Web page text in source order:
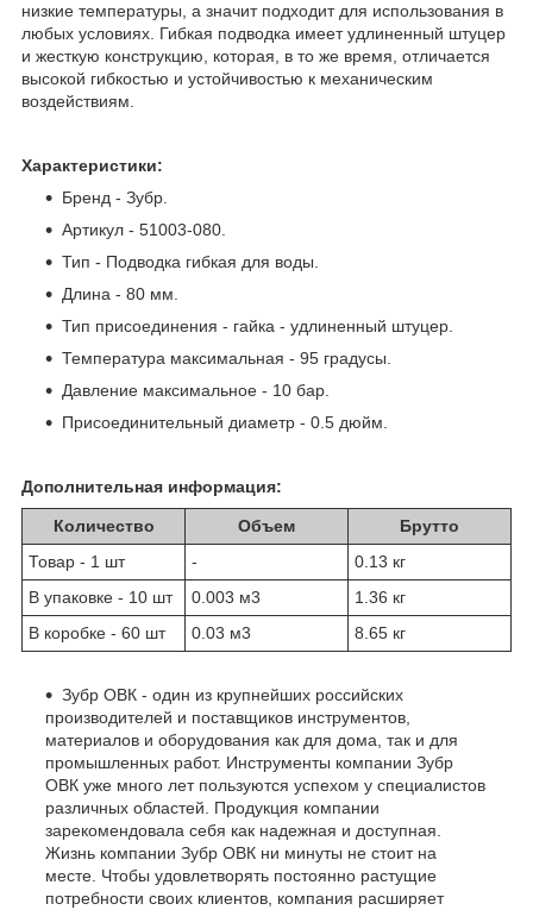
низкие температуры, а значит подходит для использования в
любых условиях. Гибкая подводка имеет удлиненный штуцер
и жесткую конструкцию, которая, в то же время, отличается
высокой гибкостью и устойчивостью к механическим
воздействиям.
Характеристики:
Бренд - Зубр.
Артикул - 51003-080.
Тип - Подводка гибкая для воды.
Длина - 80 мм.
Тип присоединения - гайка - удлиненный штуцер.
Температура максимальная - 95 градусы.
Давление максимальное - 10 бар.
Присоединительный диаметр - 0.5 дюйм.
Дополнительная информация:
Количество Объем
Брутто
Товар - 1 шт
-
0.13 кг
В упаковке - 10 шт
0.003 м3
1.36 кг
В коробке - 60 шт
0.03 м3 8.65 кг
Зубр ОВК - один из крупнейших российских
производителей и поставщиков инструментов,
материалов и оборудования как для дома, так и для
промышленных работ. Инструменты компании Зубр
ОВК уже много лет пользуются успехом у специалистов
различных областей. Продукция компании
зарекомендовала себя как надежная и доступная.
Жизнь компании Зубр ОВК ни минуты не стоит на
месте. Чтобы удовлетворять постоянно растущие
потребности своих клиентов, компания расширяет